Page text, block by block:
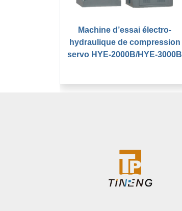
Machine d’essai électro-
hydraulique de compression
servo HYE-2000B/HYE-3000B